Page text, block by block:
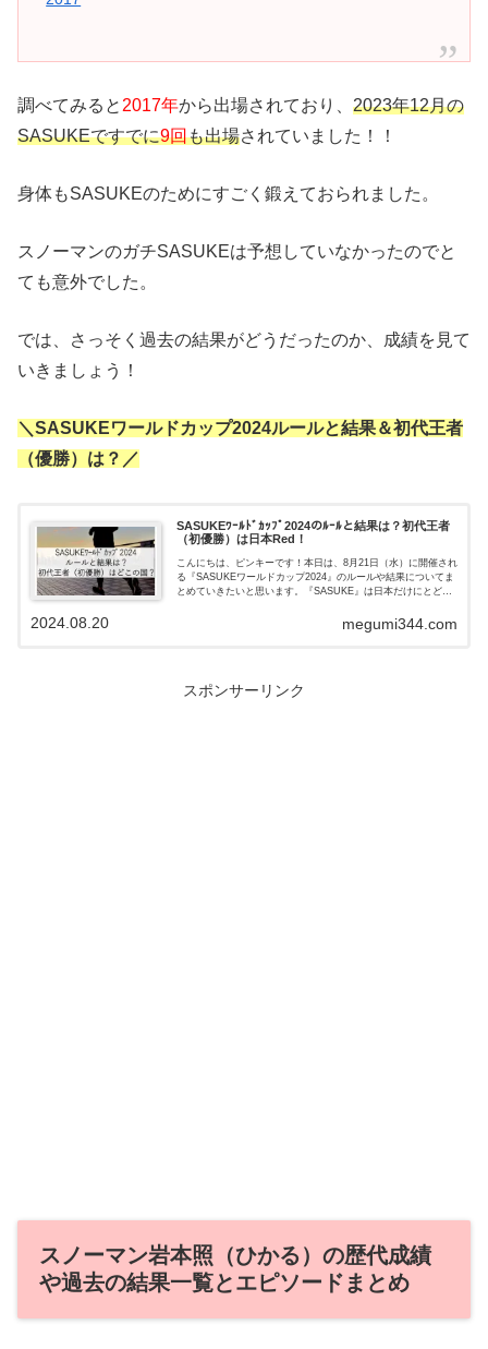
調べてみると 2017年から出場されており、 2023年12月の
SASUKEですでに9回も出場されていました！！
身体もSASUKEのためにすごく鍛えておられました。
スノーマンのガチSASUKEは予想していなかったのでと
ても意外でした。
では、さっそく過去の結果がどうだったのか、成績を見て
いきましょう！
＼SASUKEワールドカップ2024ルールと結果＆初代王者
（優勝）は？／
SASUKEﾜｰﾙﾄﾞｶｯﾌﾟ2024のﾙｰﾙと結果は？初代王者
（初優勝）は日本Red！
こんにちは、ピンキーです！本日は、8月21日（水）に開催され
る『SASUKEワールドカップ2024』のルールや結果についてま
とめていきたいと思います。『SASUKE』は日本だけにとどま
megumi344.com
2024.08.20
スポンサーリンク
スノーマン岩本照（ひかる）の歴代成績
や過去の結果一覧とエピソードまとめ